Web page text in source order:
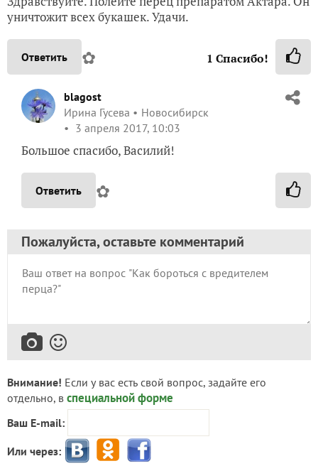
уничтожит всех букашек. Удачи.
Ответить ✿ 1 Спасибо!
blagost
Ирина Гусева
Новосибирск
3 апреля 2017, 10:03
Большое спасибо, Василий!
Ответить ✿
Пожалуйста, оставьте комментарий
Внимание! Если у вас есть свой вопрос, задайте его
отдельно, в специальной форме
Ваш E-mail:
Или через: